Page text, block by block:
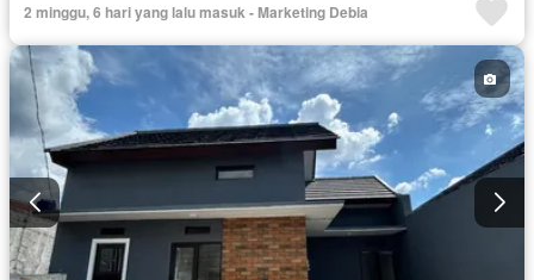
2 minggu, 6 hari yang lalu masuk - Marketing Debia